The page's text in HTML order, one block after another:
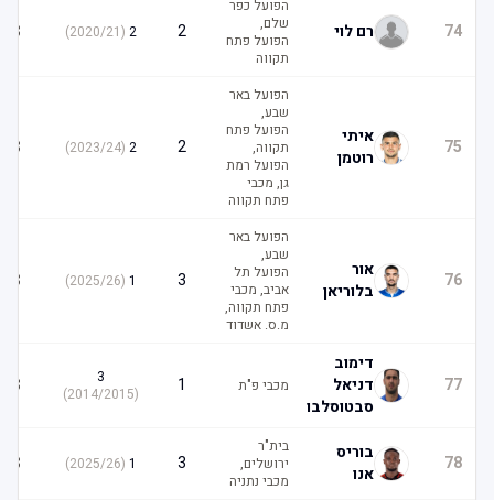
74 רם לוי
הפועל כפר
שלם,
הפועל פתח
תקווה
(
2020/21
)
75
איתי
רוטמן
הפועל באר
שבע,
הפועל פתח
תקווה,
הפועל רמת
גן, מכבי
פתח תקווה
(
2023/24
)
76
אור
בלוריאן
הפועל באר
שבע,
הפועל תל
אביב, מכבי
פתח תקווה,
מ.ס. אשדוד
2025/26
)
77
דימוב
דניאל
סבטוסלבו
מכבי פ"ת 2014/2015
)
78
בוריס
אנו
בית"ר
ירושלים,
מכבי נתניה
2025/26
)